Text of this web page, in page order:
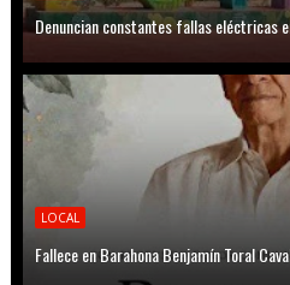
Denuncian constantes fallas eléctricas
LOCAL
Fallece en Barahona Benjamín Toral